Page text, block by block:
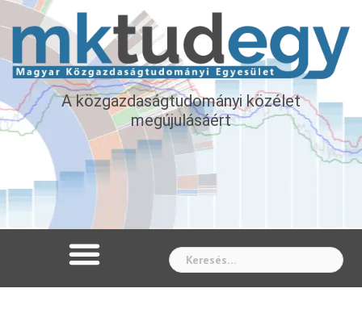
A közgazdaságtudományi közélet
megújulásáért